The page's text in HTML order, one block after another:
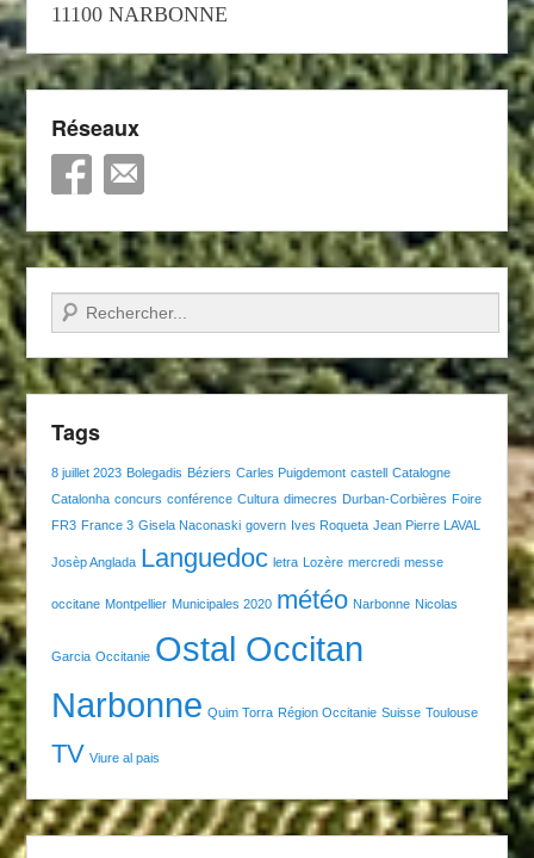
11100 NARBONNE
Réseaux
Recherche
Tags
8 juillet 2023 Bolegadis Béziers Carles Puigdemont castell Catalogne
Catalonha concurs conférence Cultura dimecres Durban-Corbières Foire
FR3 France 3 Gisela Naconaski govern Ives Roqueta Jean Pierre LAVAL
Josèp Anglada Languedoc letra Lozère mercredi messe
occitane Montpellier Municipales 2020 météo Narbonne Nicolas
Garcia Occitanie Ostal Occitan
Narbonne Quim Torra Région Occitanie Suisse Toulouse
TV Viure al pais